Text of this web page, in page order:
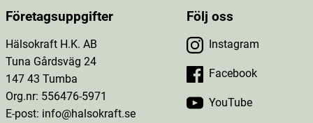
Företagsuppgifter
Hälsokraft H.K. AB
Tuna Gårdsväg 24
147 43 Tumba
Org.nr: 556476-5971
E-post: info@halsokraft.se
Följ oss
Instagram
Facebook
YouTube